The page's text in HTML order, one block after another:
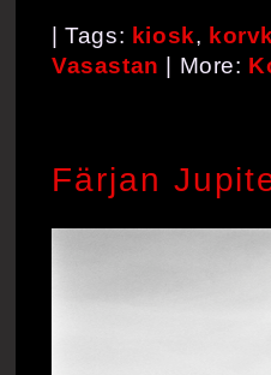
| Tags: kiosk,
Vasastan | More:
Färjan